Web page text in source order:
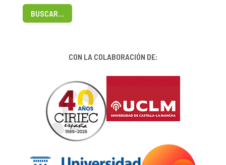
BUSCAR…
CON LA COLABORACIÓN DE: